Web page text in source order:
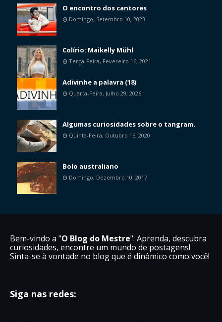
O encontro dos cantores
Domingo, Setembro 10, 2023
Colírio: Maikelly Mühl
Terça-Feira, Fevereiro 16, 2021
Adivinhe a palavra (18)
Quarta-Feira, Julho 29, 2026
Algumas curiosidades sobre o tangram.
Quinta-Feira, Outubro 15, 2020
Bolo australiano
Domingo, Dezembro 10, 2017
Bem-vindo a "O Blog do Mestre". Aprenda, descubra
curiosidades, encontre um mundo de postagens!
Sinta-se à vontade no blog que é dinâmico como você!
Siga nas redes: